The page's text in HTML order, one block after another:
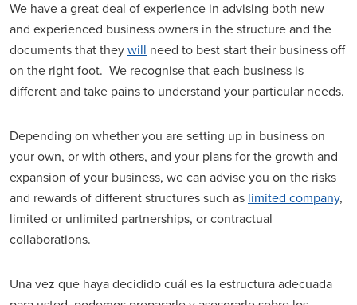
We have a great deal of experience in advising both new
and experienced business owners in the structure and the
documents that theywill need to best start their business off
on the right foot. We recognise that each business is
different and take pains to understand your particular needs.
Depending on whether you are setting up in business on
your own, or with others, and your plans for the growth and
expansion of your business, we can advise you on the risks
and rewards of different structures such as limited company,
limited or unlimited partnerships, or contractual
collaborations.
Una vez que haya decidido cuál es la estructura adecuada